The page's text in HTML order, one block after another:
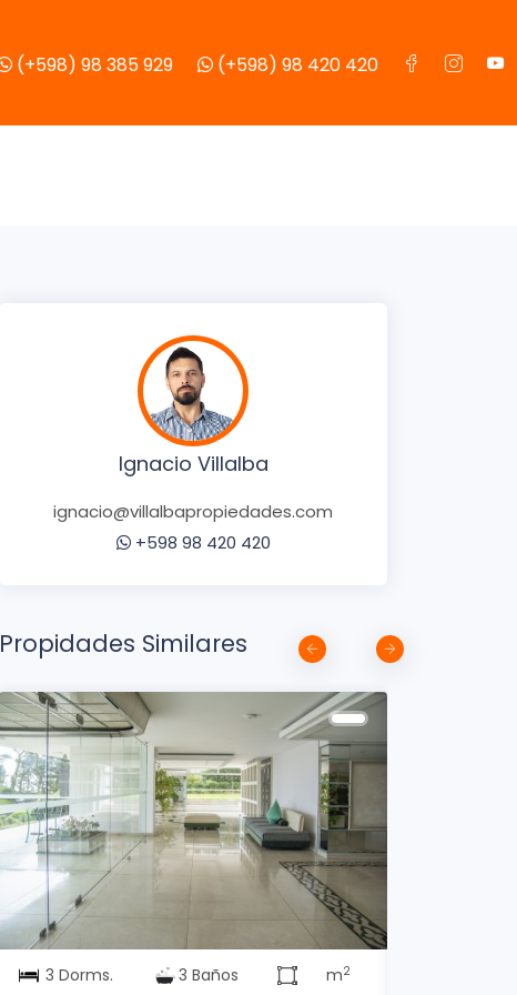
(+598) 98 385 929 (+598) 98 420 420
Ignacio Villalba
ignacio@villalbapropiedades.com
+598 98 420 420
Propidades Similares
3 Dorms. 3 Baños m 2